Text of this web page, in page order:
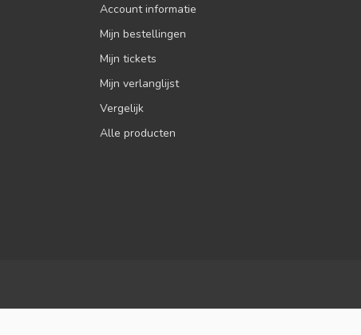
Account informatie
Mijn bestellingen
Mijn tickets
Mijn verlanglijst
Vergelijk
Alle producten